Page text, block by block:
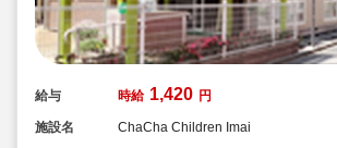
給与 時給 1,420 円
施設名
ChaCha Children Imai